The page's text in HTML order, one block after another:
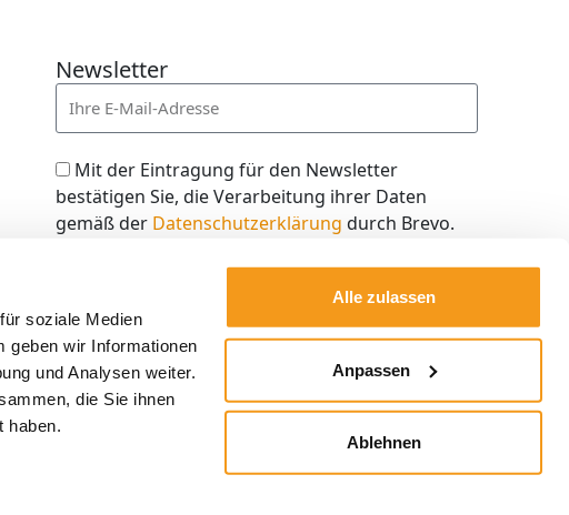
soziale Medien
geben wir Informationen
und Analysen weiter.
die Sie ihnen
haben.
Alle zulassen
Anpassen
Ablehnen
Newsletter
Mit der Eintragung für den Newsletter
bestätigen Sie, die Verarbeitung ihrer Daten
gemäß der Datenschutzerklärung durch Brevo.
den ich jederzeit mit dem Link im Newsletter
Kostenlos abonnieren